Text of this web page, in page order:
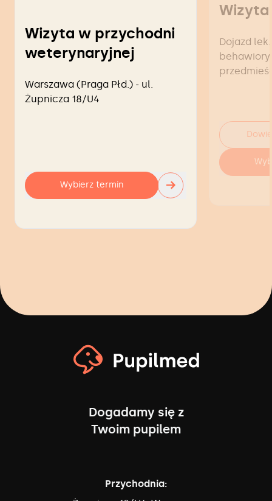
Wizyta w przychodni
weterynaryjnej
Warszawa (Praga Płd.) - ul.
Żupnicza 18/U4
Wybierz termin →
Wizyta
Dojazd
Dogadamy się z
Twoim pupilem
Przychodnia: